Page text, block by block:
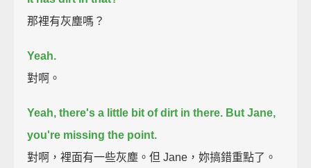
那裡有灰塵嗎？
Yeah.
對啊。
Yeah, there's a little bit of dirt in there. But Jane,
you're missing the point.
對啊，裡面有一些灰塵。但 Jane，妳搞錯重點了。